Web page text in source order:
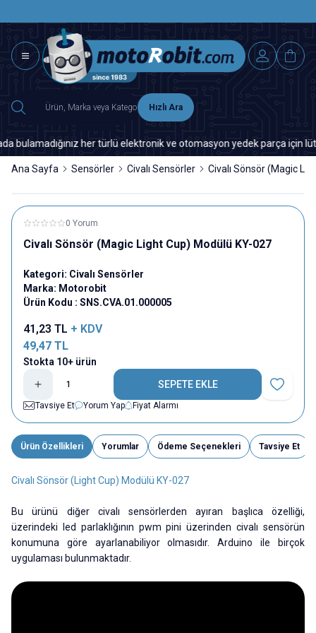
Hızlı Ara
her türlü elektronik ve otomasyon yedek parça için
Ana Sayfa Sensörler Civalı Sensörler Civalı Sönsör (Magic
0 Yorum
Civalı Sönsör (Magic Light Cup) Modülü KY-027
Kategori: Civalı Sensörler
Marka: Motorobit
Ürün Kodu : SNS.CVA.01.000005
41,23 TL + KDV
49,47 TL
Stokta 10+ ürün
SEPETE EKLE
Favoriye
Tavsiye Et
Yorum Yap Fiyat Alarmı
Ürün Özellikleri Yorumlar Ödeme Seçenekleri Tavsiye Et
Civalı Sönsör (Light Cup) Modülü KY-027
Bu ürünü diğer civalı sensörlerden ayıran başlıca özelliği,
üzerindeki led parlaklığının pwm pini üzerinden civalı sensörün
konumuna göre ayarlanabiliyor olmasıdır. Arduino ile birçok
uygulaması bulunmaktadır.